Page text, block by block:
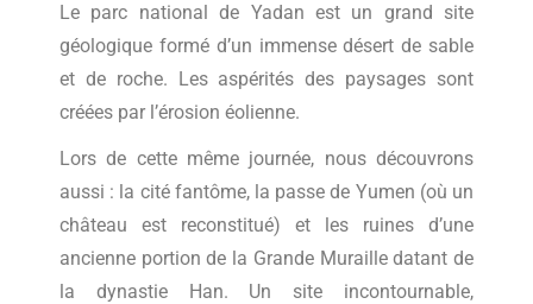
Le parc national de Yadan est un grand site
géologique formé d’un immense désert de sable
et de roche. Les aspérités des paysages sont
créées par l’érosion éolienne.
Lors de cette même journée, nous découvrons
aussi : la cité fantôme, la passe de Yumen (où un
château est reconstitué) et les ruines d’une
ancienne portion de la Grande Muraille datant de
la dynastie Han. Un site incontournable,